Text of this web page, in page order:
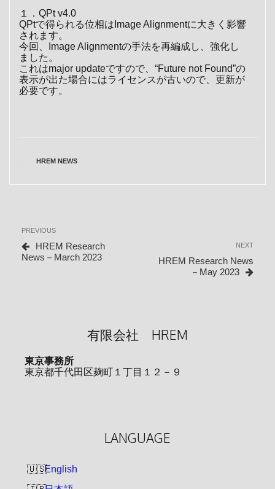
１．QPt v4.0
QPtで得られる位相はImage Alignmentに大きく影響
されます。
今回、Image Alignmentの手法を再編成し、強化し
ました。
これはmajor updateですので、“Future not Found”の
表示が出た場合にはライセンスが古いので、更新が
必要です。
CATEGORIES
HREM NEWS
Previous
Post
PREVIOUS
HREM Research
News－March 2023
Next
NEXT
HREM Research News
－May 2023
有限会社 HREM
東京事務所
東京都千代田区麹町１丁目１２－９
LANGUAGE
English